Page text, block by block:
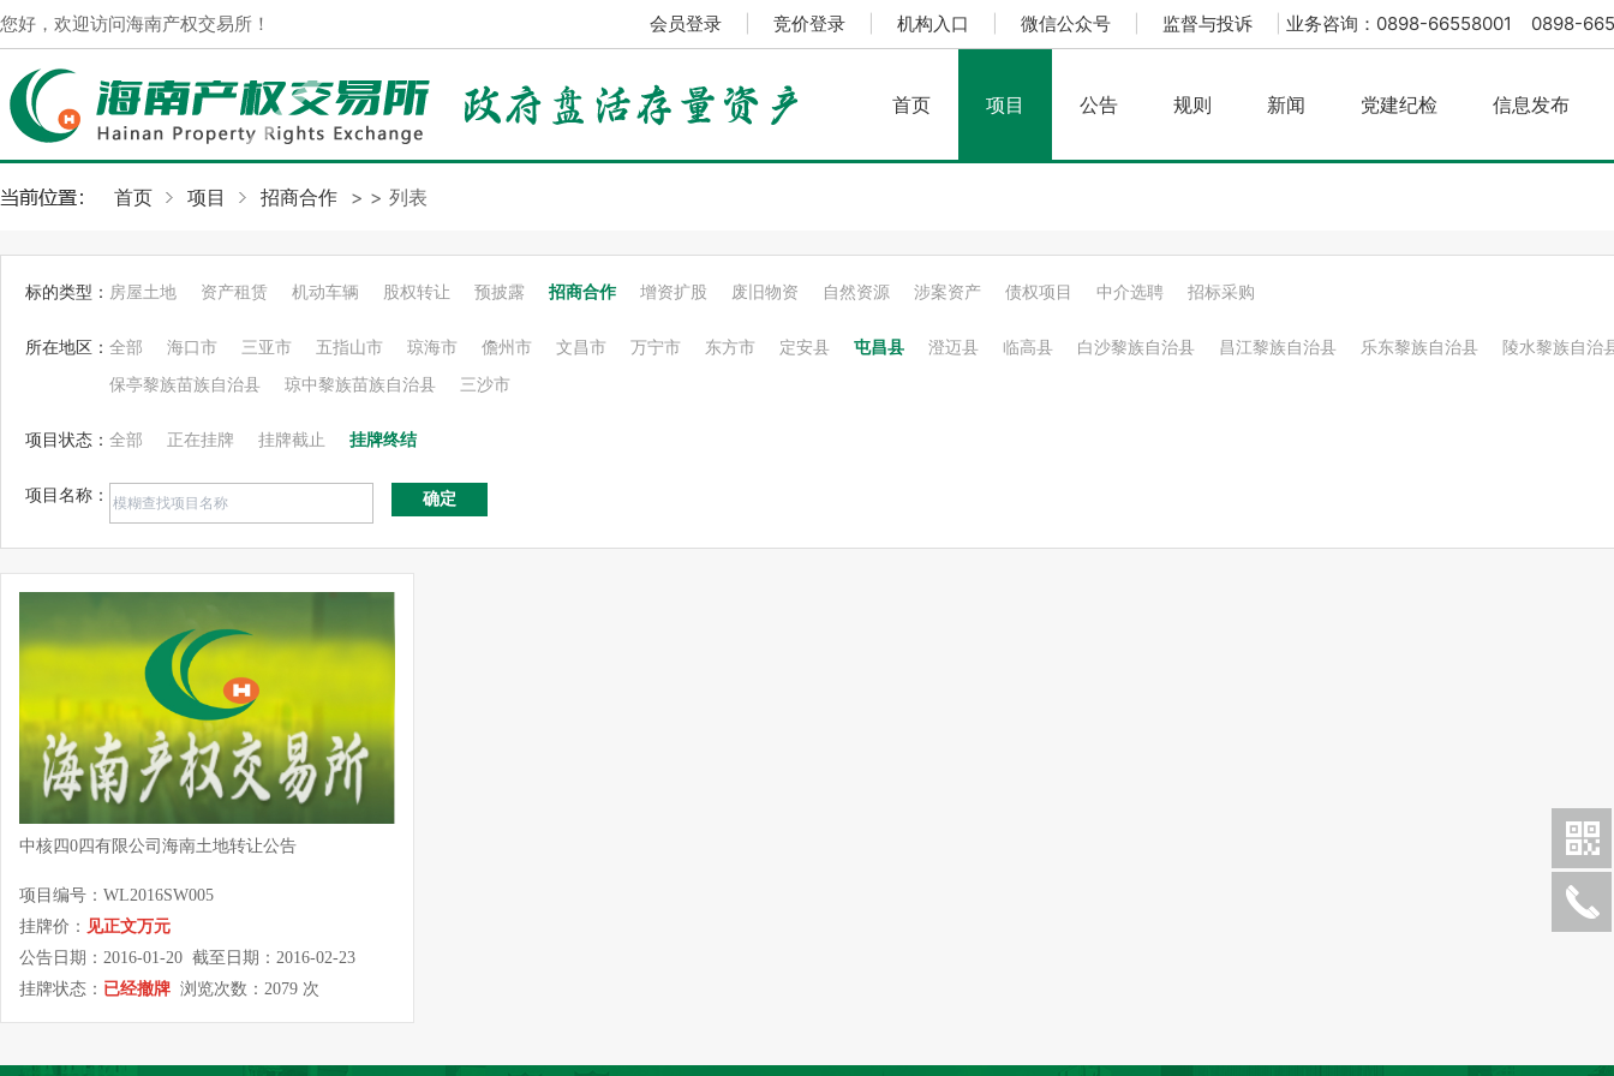
您好，欢迎访问海南产权交易所！ 会员登录 竞价登录 机构入口 微信公众号 监督与投诉 业务咨询：0898-66558001 0898-
首页 项目 公告 规则 新闻 党建纪检 信息发布
首页 项目 >
招商合作 > 列表
标的类型： 房屋土地 资产租赁 机动车辆 股权转让 预披露 招商合作 增资扩股 废旧物资 自然资源 涉案资产 债权项目 中介选聘 招标采购
所在地区： 全部 海口市 三亚市 五指山市 琼海市 儋州市 文昌市 万宁市 东方市 定安县 屯昌县 澄迈县 临高县 白沙黎族自治县 昌江黎族自治县 乐东黎族自治县 陵水黎族自治
保亭黎族苗族自治县 琼中黎族苗族自治县 三沙市
项目状态： 全部 正在挂牌 挂牌截止 挂牌终结
项目名称： 确定
中核四0四有限公司海南土地转让公告
项目编号：WL2016SW005
挂牌价： 见正文万元
公告日期：2016-01-20 截至日期：2016-02-23
挂牌状态： 已经撤牌 浏览次数：2079 次